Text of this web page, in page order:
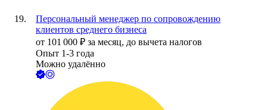
Персональный менеджер по сопровождению
клиентов среднего бизнеса
от 101 000 ₽ за месяц, до вычета налогов
Опыт 1-3 года
Можно удалённо